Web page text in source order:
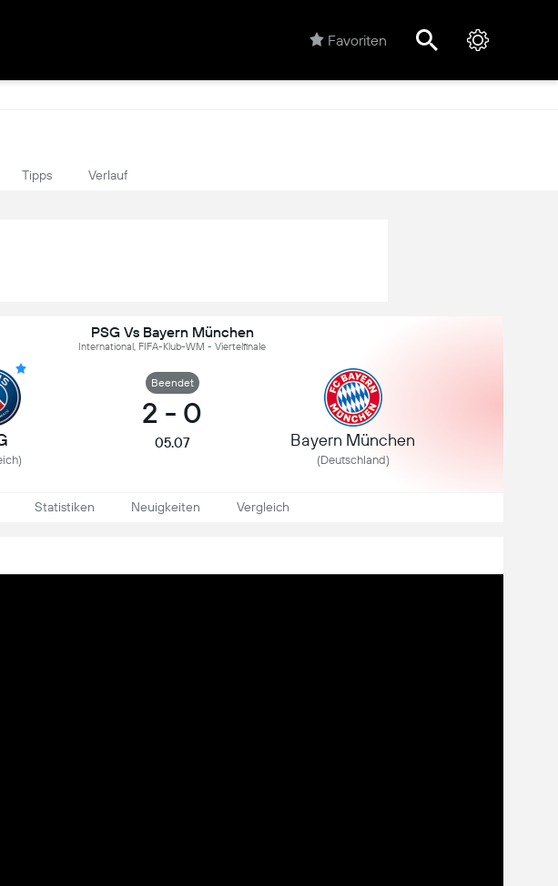
Favoriten
Tipps Verlauf
PSG Vs Bayern München
International, FIFA-Klub-WM - Viertelfinale
)
Beendet
2 - 0
05.07 Bayern München
(Deutschland)
Statistiken Neuigkeiten Vergleich